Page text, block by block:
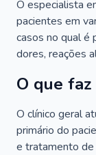
O especialista
pacientes em
casos no qual é
dores, reações
O que
O clínico geral
primário do
e tratamento de